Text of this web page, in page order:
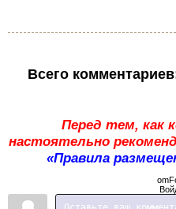
Всего комментариев
Перед тем, как
настоятельно
«Правила